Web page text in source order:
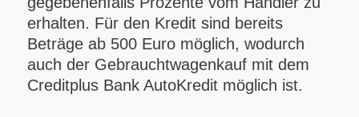
erhalten. Für den Kredit sind bereits
Beträge ab 500 Euro möglich, wodurch
auch der Gebrauchtwagenkauf mit dem
Creditplus Bank AutoKredit möglich ist.